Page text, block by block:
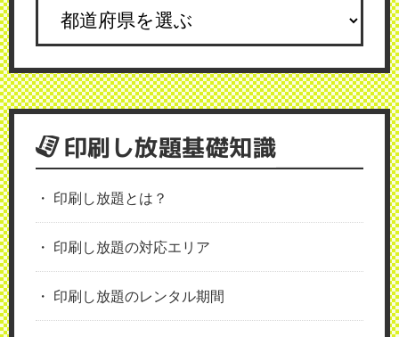
印刷し放題基礎知識
印刷し放題とは？
印刷し放題の対応エリア
印刷し放題のレンタル期間